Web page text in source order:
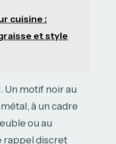
cuisine :
et style
Un motif noir au
à un cadre
ou au
rappel discret